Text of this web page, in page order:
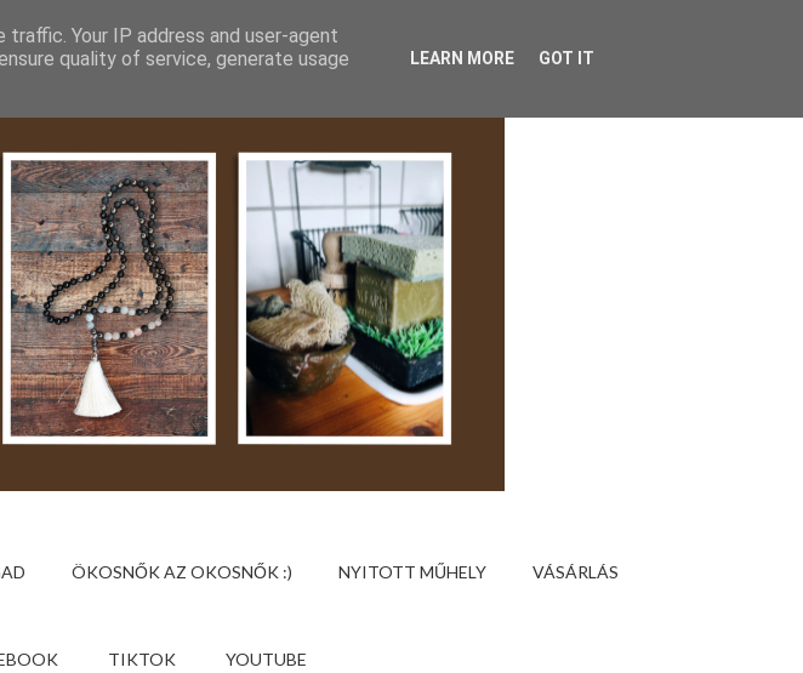
ÖKOSNŐK AZ OKOSNŐK :) NYITOTT MŰHELY VÁSÁRLÁS
TIKTOK YOUTUBE
Your IP address and user-agent
quality of service, generate usage
LEARN MORE GOT IT